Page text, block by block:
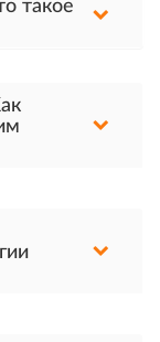
такое